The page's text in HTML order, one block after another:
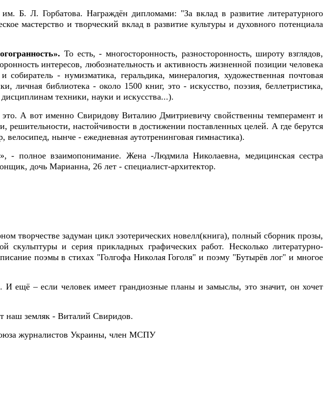
Б. Л. Горбатова. Награждён дипломами: "За вклад в развитие литературного
мастерство и творческий вклад в развитие культуры и духовного потенциала
То есть, - многосторонность, разносторонность, широту взглядов,
интересов, любознательность и активность жизненной позиции человека
- нумизматика, геральдика, минералогия, художественная почтовая
личная библиотека - около 1500 книг, это - искусство, поэзия, беллетристика,
техники, науки и искусства...).
А вот именно Свиридову Виталию Дмитриевичу свойственны темперамент и
решительности, настойчивости в достижении поставленных целей. А где берутся
нынче - ежедневная аутотренинговая гимнастика).
- полное взаимопонимание. Жена -Людмила Николаевна, медицинская сестра
дочь Марианна, 26 лет - специалист-архитектор.
творчестве задуман цикл эзотерических новелл(книга), полный сборник прозы,
скульптуры и серия прикладных графических работ. Несколько литературно-
поэмы в стихах "Голгофа Николая Гоголя" и поэму "Бутырёв лог" и многое
ещё – если человек имеет грандиозные планы и замыслы, это значит, он хочет
наш земляк - Виталий Свиридов.
журналистов Украины, член МСПУ